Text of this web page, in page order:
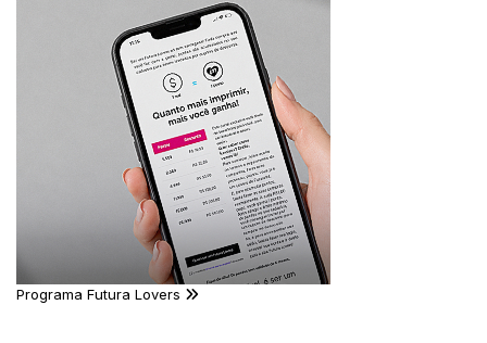
Programa Futura Lovers